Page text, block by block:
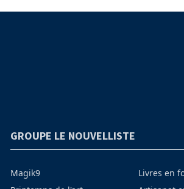
GROUPE LE NOUVELLISTE
Magik9
Livres en